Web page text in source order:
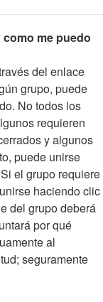
me puedo
del enlace
grupo, puede
No todos los
requieren
y algunos
puede unirse
el grupo requiere
haciendo clic
del grupo deberá
por qué
al
seguramente